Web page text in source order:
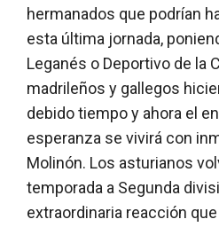
hermanados que podrían
esta última jornada,
Leganés o Deportivo de la
madrileños y gallegos
debido tiempo y ahora el
esperanza se vivirá con
Molinón. Los asturianos
temporada a Segunda
extraordinaria reacción